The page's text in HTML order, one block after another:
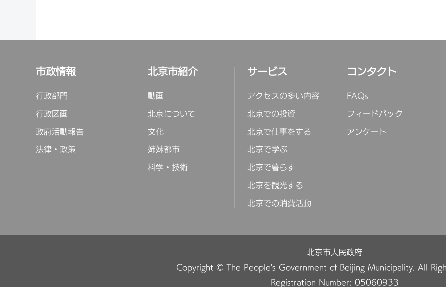
市政情報
行政部門
行政区画
政府活動報告
法律・政策
北京市紹介
動画
北京について
文化
姉妹都市
科学・技術
サービス
アクセスの多い内容
北京での投資
北京で仕事をする
北京で学ぶ
北京で暮らす
北京を観光する
北京での消費活動
コンタクト
FAQs
フィードバック
アンケート
北京市人民政府
Copyright © The People's Government of Beijing Municipality. All
Registration Number: 05060933